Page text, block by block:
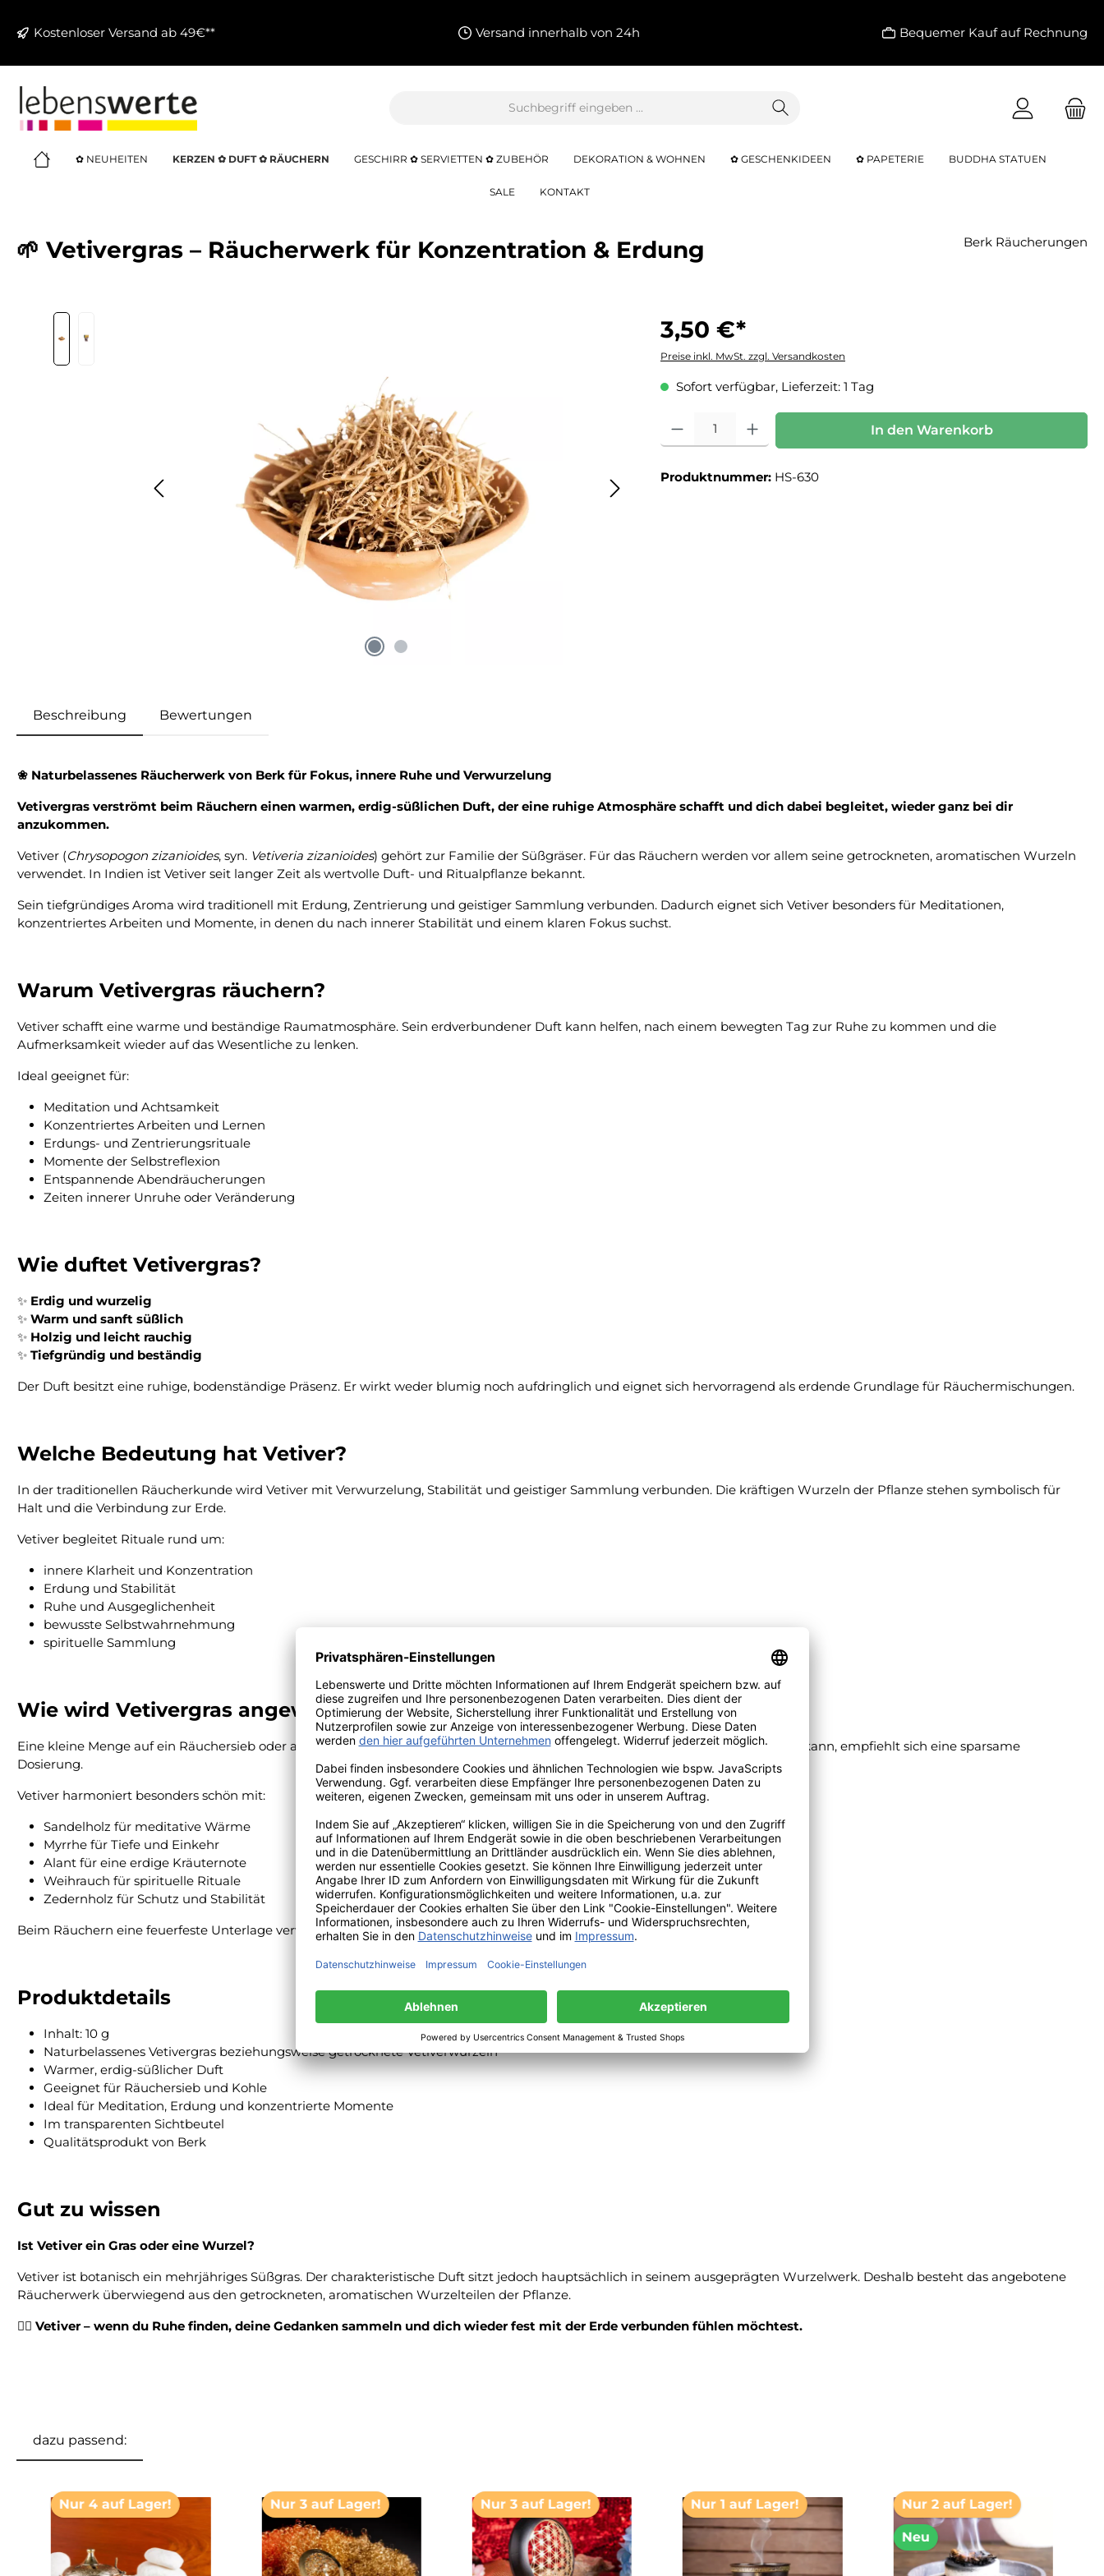
Kostenloser Versand ab 49€**
Versand innerhalb von 24h Bequemer Kauf auf Rechnung
✿ NEUHEITEN KERZEN ✿ DUFT ✿ RÄUCHERN GESCHIRR ✿ SERVIETTEN ✿ ZUBEHÖR DEKORATION & WOHNEN ✿ GESCHENKIDEEN ✿ PAPETERIE BUDDHA STATUEN
SALE KONTAKT
🌱 Vetivergras – Räucherwerk für Konzentration & Erdung Berk Räucherungen
Bildergalerie überspringen 3,50 €*
Preise inkl. MwSt. zzgl. Versandkosten
Sofort verfügbar, Lieferzeit: 1 Tag
Produkt Anzahl: Gib den gewünschten Wert ein oder benutze die Schaltflächen um die
In den Warenkorb
Produktnummer: HS-630
Beschreibung Bewertungen
❀ Naturbelassenes Räucherwerk von Berk für Fokus, innere Ruhe und Verwurzelung
Vetivergras verströmt beim Räuchern einen warmen, erdig-süßlichen Duft, der eine ruhige Atmosphäre schafft und dich dabei begleitet, wieder ganz bei dir
anzukommen.
Vetiver (Chrysopogon zizanioides, syn. Vetiveria zizanioides) gehört zur Familie der Süßgräser. Für das Räuchern werden vor allem seine getrockneten, aromatischen Wurzeln
verwendet. In Indien ist Vetiver seit langer Zeit als wertvolle Duft- und Ritualpflanze bekannt.
Sein tiefgründiges Aroma wird traditionell mit Erdung, Zentrierung und geistiger Sammlung verbunden. Dadurch eignet sich Vetiver besonders für Meditationen,
konzentriertes Arbeiten und Momente, in denen du nach innerer Stabilität und einem klaren Fokus suchst.
Warum Vetivergras räuchern?
Vetiver schafft eine warme und beständige Raumatmosphäre. Sein erdverbundener Duft kann helfen, nach einem bewegten Tag zur Ruhe zu kommen und die
Aufmerksamkeit wieder auf das Wesentliche zu lenken.
Ideal geeignet für:
Meditation und Achtsamkeit
Konzentriertes Arbeiten und Lernen
Erdungs- und Zentrierungsrituale
Momente der Selbstreflexion
Entspannende Abendräucherungen
Zeiten innerer Unruhe oder Veränderung
Wie duftet Vetivergras?
✨ Erdig und wurzelig
✨ Warm und sanft süßlich
✨ Holzig und leicht rauchig
✨ Tiefgründig und beständig
Der Duft besitzt eine ruhige, bodenständige Präsenz. Er wirkt weder blumig noch aufdringlich und eignet sich hervorragend als erdende Grundlage für Räuchermischungen.
Welche Bedeutung hat Vetiver?
In der traditionellen Räucherkunde wird Vetiver mit Verwurzelung, Stabilität und geistiger Sammlung verbunden. Die kräftigen Wurzeln der Pflanze stehen symbolisch für
Halt und die Verbindung zur Erde.
Vetiver begleitet Rituale rund um:
innere Klarheit und Konzentration
Erdung und Stabilität
Ruhe und Ausgeglichenheit
bewusste Selbstwahrnehmung
spirituelle Sammlung
Wie wird Vetivergras angewendet?
Eine kleine Menge auf ein Räuchersieb oder auf glühende Räucherkohle geben. Da das Aroma langsam und intensiv aufsteigen kann, empfiehlt sich eine sparsame
Dosierung.
Vetiver harmoniert besonders schön mit:
Sandelholz für meditative Wärme
Myrrhe für Tiefe und Einkehr
Alant für eine erdige Kräuternote
Weihrauch für spirituelle Rituale
Zedernholz für Schutz und Stabilität
Beim Räuchern eine feuerfeste Unterlage verwenden, das Gefäß niemals unbeaufsichtigt lassen und anschließend gut lüften.
Produktdetails
Inhalt: 10 g
Naturbelassenes Vetivergras beziehungsweise getrocknete Vetiverwurzeln
Warmer, erdig-süßlicher Duft
Geeignet für Räuchersieb und Kohle
Ideal für Meditation, Erdung und konzentrierte Momente
Im transparenten Sichtbeutel
Qualitätsprodukt von Berk
Gut zu wissen
Ist Vetiver ein Gras oder eine Wurzel?
Vetiver ist botanisch ein mehrjähriges Süßgras. Der charakteristische Duft sitzt jedoch hauptsächlich in seinem ausgeprägten Wurzelwerk. Deshalb besteht das angebotene
Räucherwerk überwiegend aus den getrockneten, aromatischen Wurzelteilen der Pflanze.
🧘‍♀️ Vetiver – wenn du Ruhe finden, deine Gedanken sammeln und dich wieder fest mit der Erde verbunden fühlen möchtest.
dazu passend:
Nur 4 auf Lager!
Nur 3 auf Lager! Nur 3 auf Lager! Nur 1 auf Lager! Nur 2 auf Lager!
Neu